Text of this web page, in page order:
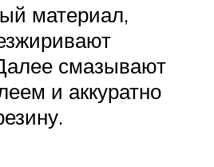
материал,
смазывают
и аккуратно